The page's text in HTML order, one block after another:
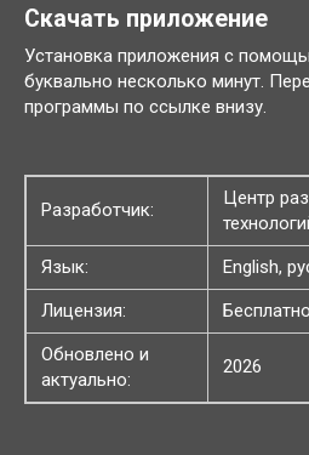
Скачать приложение
Установка приложения с
буквально несколько минут.
программы по ссылке внизу.
Разработчик:
Центр
Язык:
English,
Лицензия:
Бесплатно
Обновлено и
актуально:
2026